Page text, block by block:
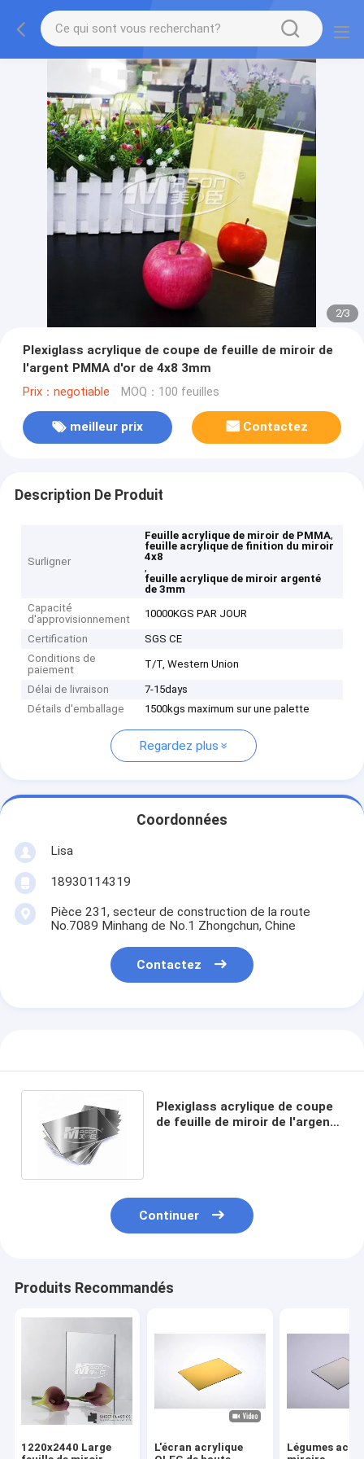
2/3
Plexiglass acrylique de coupe de feuille de miroir de
l'argent PMMA d'or de 4x8 3mm
Prix：negotiable MOQ：100 feuilles
meilleur prix Contactez
Description De Produit
Surligner
Feuille acrylique de miroir de PMMA,
feuille acrylique de finition du miroir
4x8
,
feuille acrylique de miroir argenté
de 3mm
Capacité
d'approvisionnement
10000KGS PAR JOUR
Certification
SGS CE
Conditions de
paiement
T/T, Western Union
Délai de livraison
7-15days
Détails d'emballage
1500kgs maximum sur une palette
Regardez plus
Coordonnées
Lisa
18930114319
Pièce 231, secteur de construction de la route
No.7089 Minhang de No.1 Zhongchun, Chine
Contactez
Plexiglass acrylique de coupe
de feuille de miroir de l'argent
Continuer
Produits Recommandés
1220x2440 Large
L'écran acrylique
Légumes